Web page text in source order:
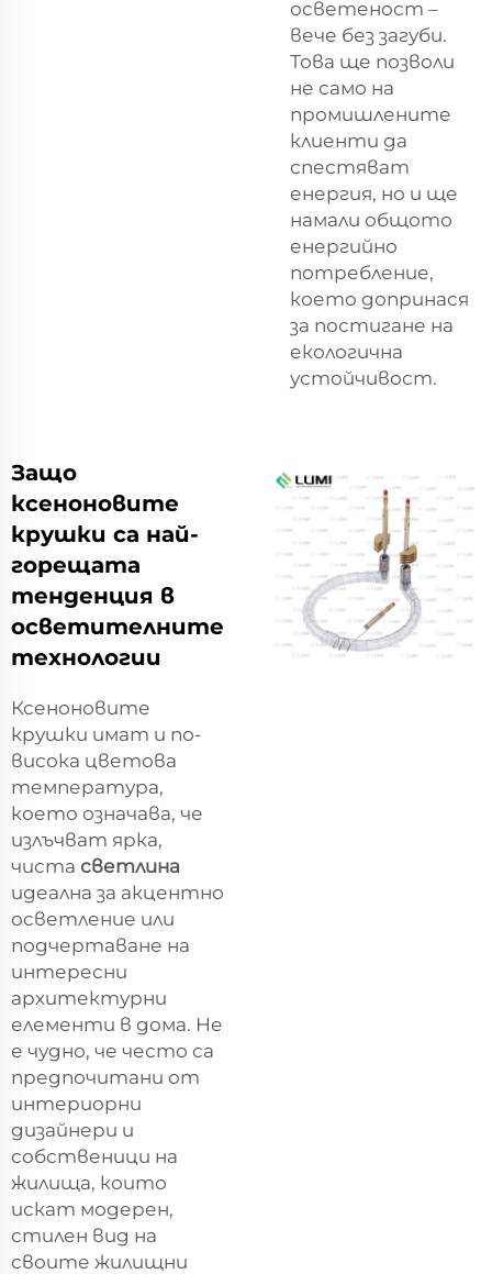
осветеност –
вече без загуби.
Това ще позволи
не само на
промишлените
клиенти да
спестяват
енергия, но и ще
намали общото
енергийно
потребление,
което допринася
за постигане на
екологична
устойчивост.
Защо
ксеноновите
крушки са най-
горещата
тенденция в
осветителните
технологии
Ксеноновите
крушки имат и по-
висока цветова
температура,
което означава, че
излъчват ярка,
чиста светлина
идеална за акцентно
осветление или
подчертаване на
интересни
архитектурни
елементи в дома. Не
е чудно, че често са
предпочитани от
интериорни
дизайнери и
собственици на
жилища, които
искат модерен,
стилен вид на
своите жилищни